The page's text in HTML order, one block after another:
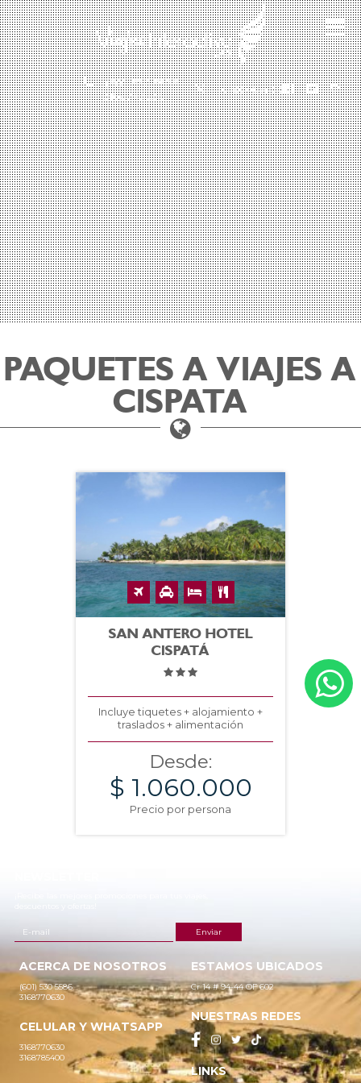
(601) 530 5586 -
3168770630
3168785400
PAQUETES A VIAJES A
CISPATA
SAN ANTERO HOTEL
CISPATÁ
Incluye tiquetes + alojamiento +
traslados + alimentación
Desde:
$ 1.060.000
Precio por persona
ACERCA DE NOSOTROS
(601) 530 5586
3168770630
CELULAR Y WHATSAPP
3168770630
3168785400
ESTAMOS UBICADOS
Cr 14 # 94-44 OF 602
NUESTRAS REDES
LINKS